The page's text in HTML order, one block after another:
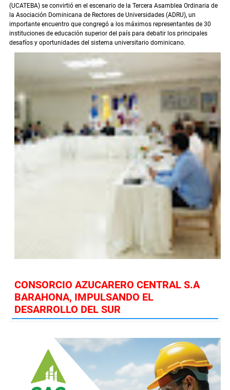
(UCATEBA) se convirtió en el escenario de la Tercera Asamblea Ordinaria de
la Asociación Dominicana de Rectores de Universidades (ADRU), un
importante encuentro que congregó a los máximos representantes de 30
instituciones de educación superior del país para debatir los principales
desafíos y oportunidades del sistema universitario dominicano.
CONSORCIO AZUCARERO CENTRAL S.A
BARAHONA, IMPULSANDO EL
DESARROLLO DEL SUR